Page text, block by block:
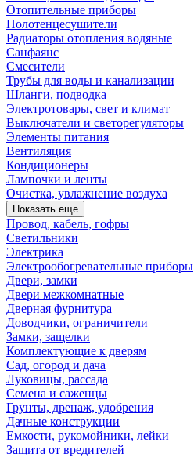
Отопительные приборы
Полотенцесушители
Радиаторы отопления водяные
Санфаянс
Смесители
Трубы для воды и канализации
Шланги, подводка
Электротовары, свет и климат
Выключатели и светорегуляторы
Элементы питания
Вентиляция
Кондиционеры
Лампочки и ленты
Очистка, увлажнение воздуха
Показать еще
Провод, кабель, гофры
Светильники
Электрика
Электрообогревательные приборы
Двери, замки
Двери межкомнатные
Дверная фурнитура
Доводчики, ограничители
Замки, защелки
Комплектующие к дверям
Сад, огород и дача
Луковицы, рассада
Семена и саженцы
Грунты, дренаж, удобрения
Дачные конструкции
Емкости, рукомойники, лейки
Защита от вредителей